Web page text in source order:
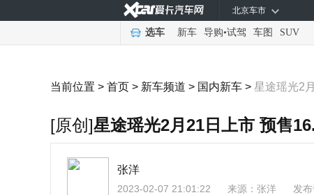
北京车市
选车 新车 导购•试驾 车图 SUV
当前位置 > 首页 > 新车频道 > 国内新车 > 星途瑶光2
[原创]星途瑶光2月21日上市 预售
张洋
2023-02-07 21:01:22 来源： 张洋 发